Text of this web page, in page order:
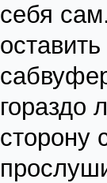
себя
гораздо
сторону